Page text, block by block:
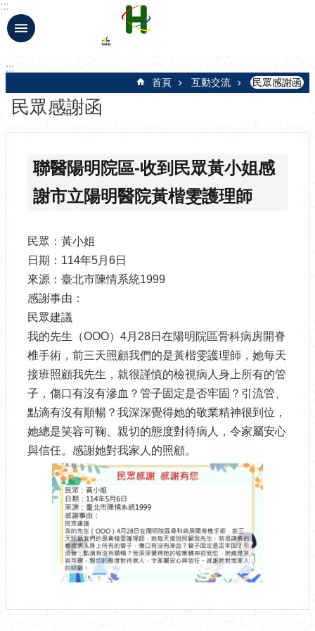
跳到主要內容區塊
:::
:::
首頁 互動交流 民眾感謝函
民眾感謝函
聯醫陽明院區-收到民眾黃小姐感
謝市立陽明醫院黃楷雯護理師
民眾：黃小姐
日期：114年5月6日
來源：臺北市陳情系統1999
感謝事由：
民眾建議
我的先生（OOO）4月28日在陽明院區骨科病房開脊
椎手術，前三天照顧我們的是黃楷雯護理師，她每天
接班照顧我先生，就很謹慎的檢視病人身上所有的管
子，傷口有沒有滲血？管子固定是否牢固？引流管、
點滴有沒有順暢？我深深覺得她的敬業精神很到位，
她總是笑容可鞠、親切的態度對待病人，令家屬安心
與信任。感謝她對我家人的照顧。